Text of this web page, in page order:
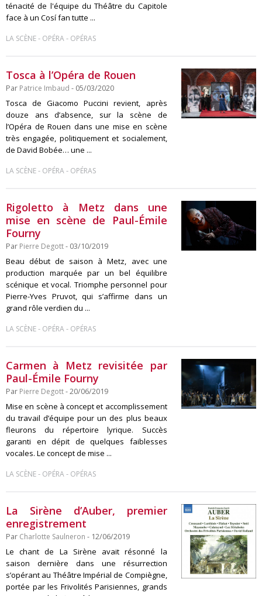
ténacité de l'équipe du Théâtre du Capitole
face à un Cosí fan tutte ...
LA SCÈNE- OPÉRA- OPÉRAS
Tosca à l’Opéra de Rouen
Par Patrice Imbaud - 05/03/2020
Tosca de Giacomo Puccini revient, après
douze ans d’absence, sur la scène de
l’Opéra de Rouen dans une mise en scène
très engagée, politiquement et socialement,
de David Bobée… une ...
LA SCÈNE- OPÉRA- OPÉRAS
Rigoletto à Metz dans une
mise en scène de Paul-Émile
Fourny
Par Pierre Degott- 03/10/2019
Beau début de saison à Metz, avec une
production marquée par un bel équilibre
scénique et vocal. Triomphe personnel pour
Pierre-Yves Pruvot, qui s’affirme dans un
grand rôle verdien du ...
LA SCÈNE- OPÉRA- OPÉRAS
Carmen à Metz revisitée par
Paul-Émile Fourny
Par Pierre Degott- 20/06/2019
Mise en scène à concept et accomplissement
du travail d’équipe pour un des plus beaux
fleurons du répertoire lyrique. Succès
garanti en dépit de quelques faiblesses
vocales. Le concept de mise ...
LA SCÈNE- OPÉRA- OPÉRAS
La Sirène d’Auber, premier
enregistrement
Par Charlotte Saulneron - 12/06/2019
Le chant de La Sirène avait résonné la
saison dernière dans une résurrection
s’opérant au Théâtre Impérial de Compiègne,
portée par les Frivolités Parisiennes, grands